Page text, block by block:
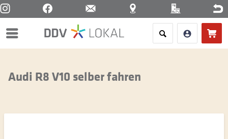
Menü
Audi R8 V10 selber fahren